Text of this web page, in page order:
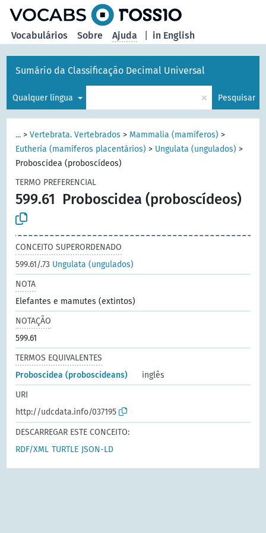
in English
Vocabulários Sobre Ajuda
Sumário da Classificação Decimal Universal
Qualquer língua × Pesquisar
... >Vertebrata. Vertebrados > Mammalia (mamíferos) >
Eutheria (mamíferos placentários) > Ungulata (ungulados) >
Proboscidea (proboscídeos)
TERMO PREFERENCIAL
599.61 Proboscidea (proboscídeos)
CONCEITO SUPERORDENADO
599.61/.73 Ungulata (ungulados)
NOTA
Elefantes e mamutes (extintos)
NOTAÇÃO
599.61
TERMOS EQUIVALENTES
Proboscidea (proboscideans)
inglês
URI
http://udcdata.info/037195
DESCARREGAR ESTE CONCEITO:
RDF/XML TURTLE JSON-LD